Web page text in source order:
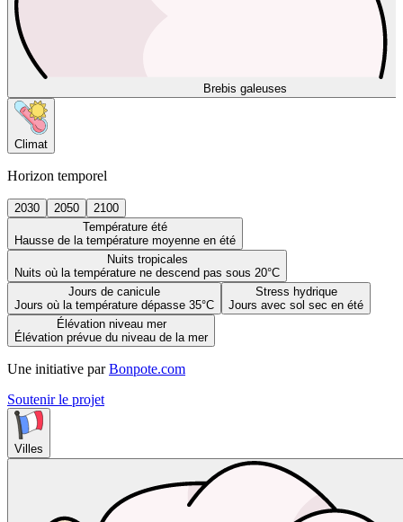
Brebis galeuses
Climat
Horizon temporel
2030 2050
2100
Température été
Hausse de la température moyenne en été
Nuits tropicales
Nuits où la température ne descend pas sous 20°C
Jours de canicule
Jours où la température dépasse 35°C
Stress hydrique
Jours avec sol sec en été
Élévation niveau mer
Élévation prévue du niveau de la mer
Une initiative par Bonpote.com
Soutenir le projet
Villes